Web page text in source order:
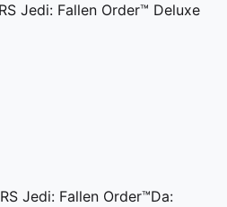
Jedi: Fallen Order™ Deluxe
Jedi: Fallen Order™Da: